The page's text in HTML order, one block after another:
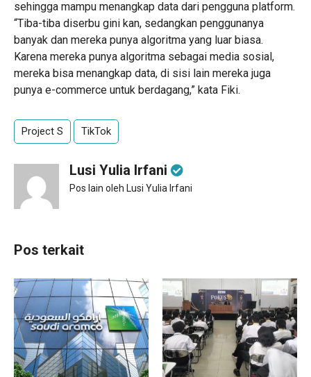
sehingga mampu menangkap data dari pengguna platform.
“Tiba-tiba diserbu gini kan, sedangkan penggunanya
banyak dan mereka punya algoritma yang luar biasa.
Karena mereka punya algoritma sebagai media sosial,
mereka bisa menangkap data, di sisi lain mereka juga
punya e-commerce untuk berdagang,” kata Fiki.
Project S TikTok
Lusi Yulia Irfani
Pos lain oleh Lusi Yulia Irfani
Pos terkait